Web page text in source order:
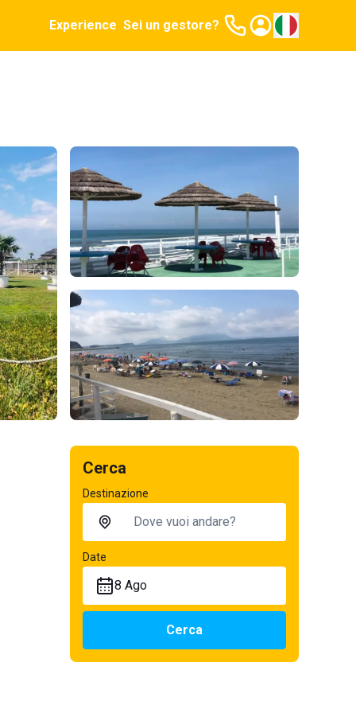
Experience Sei un gestore?
Cerca
Destinazione
Date
8 Ago
Cerca